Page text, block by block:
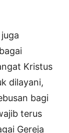
Kristus
dilayani,
bagi
terus
Gereja